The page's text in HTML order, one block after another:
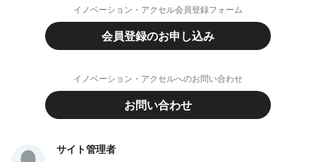
イノベーション・アクセル会員登録フォーム
会員登録のお申し込み
イノベーション・アクセルへのお問い合わせ
お問い合わせ
サイト管理者